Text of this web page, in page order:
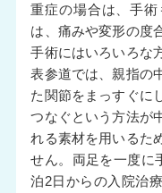
重症の場合は、手
は、痛みや変形の度
手術にはいろいろな
表参道では、親指の
た関節をまっすぐに
つなぐという方法が
れる素材を用いるた
せん。両足を一度に
泊2日からの入院治